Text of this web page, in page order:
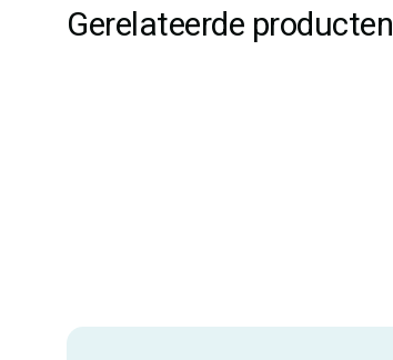
Gerelateerde producten